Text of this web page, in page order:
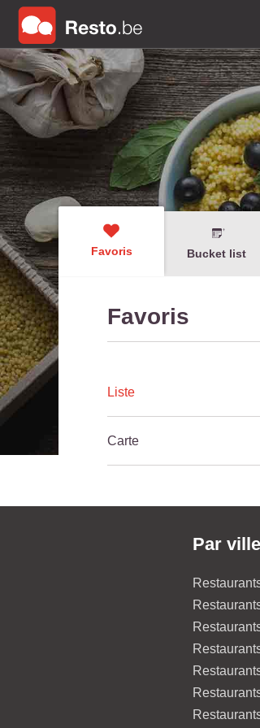
Favoris Bucket list
Favoris
Liste
Carte
Par ville